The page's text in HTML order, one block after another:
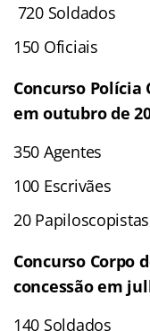
720 Soldados
150 Oficiais
Concurso Polícia
em outubro de
350 Agentes
100 Escrivães
20 Papiloscopistas
Concurso Corpo
concessão em
140 Soldados